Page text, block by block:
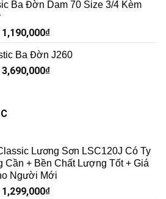
Ba Đờn Dam 70 Size 3/4 Kèm
1,190,000₫
Ba Đờn J260
3,690,000₫
Lương Sơn LSC120J Có Ty
Cần + Bền Chất Lượng Tốt + Giá
Người Mới
1,299,000₫